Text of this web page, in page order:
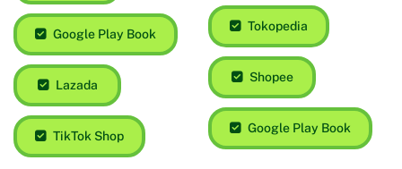
Google Play Book
Lazada
TikTok Shop
Tokopedia
Shopee
Google Play Book